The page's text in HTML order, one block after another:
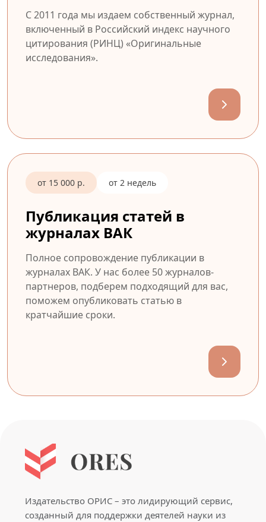
С 2011 года мы издаем собственный журнал,
включенный в Российский индекс научного
цитирования (РИНЦ) «Оригинальные
исследования».
от 15 000 р. от 2 недель
Публикация статей в
журналах ВАК
Полное сопровождение публикации в
журналах ВАК. У нас более 50 журналов-
партнеров, подберем подходящий для вас,
поможем опубликовать статью в
кратчайшие сроки.
Издательство ОРИС – это лидирующий сервис,
созданный для поддержки деятелей науки из